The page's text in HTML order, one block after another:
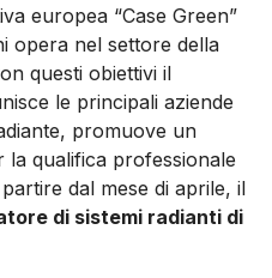
europea “Case Green”
opera nel settore della
questi obiettivi il
le principali aziende
promuove un
qualifica professionale
dal mese di aprile, il
di sistemi radianti di